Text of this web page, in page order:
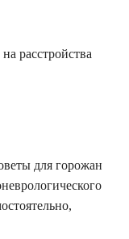
расстройства
для горожан